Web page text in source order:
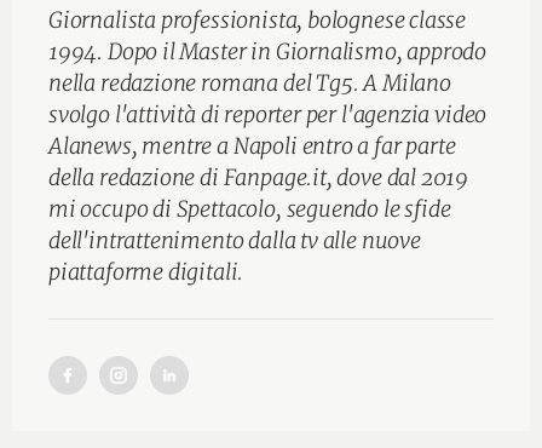
Giornalista professionista, bolognese classe
1994. Dopo il Master in Giornalismo, approdo
nella redazione romana del Tg5. A Milano
svolgo l'attività di reporter per l'agenzia video
Alanews, mentre a Napoli entro a far parte
della redazione di Fanpage.it, dove dal 2019
mi occupo di Spettacolo, seguendo le sfide
dell'intrattenimento dalla tv alle nuove
piattaforme digitali.